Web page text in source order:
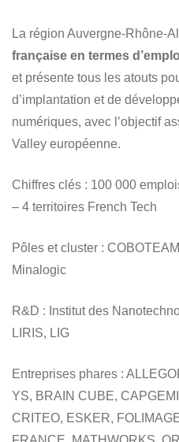
La région Auvergne-Rhône-
française en termes
et présente tous les atouts
d’implantation et de
numériques, avec l’objectif
Valley européenne.
Chiffres clés : 100 000
– 4 territoires French Tech
Pôles et cluster :
Minalogic
R&D : Institut des
LIRIS, LIG
Entreprises phares :
YS, BRAIN CUBE,
CRITEO, ESKER,